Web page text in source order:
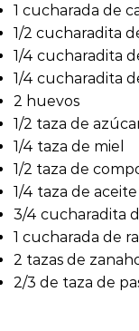
1 cucharada de
1/2 cucharadita
1/4 cucharadita
1/4 cucharadita
2 huevos
1/2 taza de
1/4 taza de miel
1/2 taza de
1/4 taza de
3/4 cucharadita
1 cucharada de
2 tazas de
2/3 de taza de